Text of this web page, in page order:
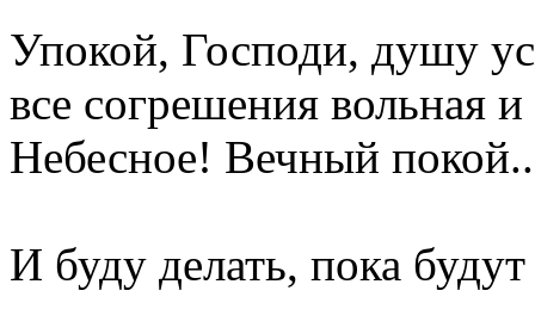
Упокой, Господи, душу
все согрешения вольная
Небесное! Вечный
И буду делать, пока